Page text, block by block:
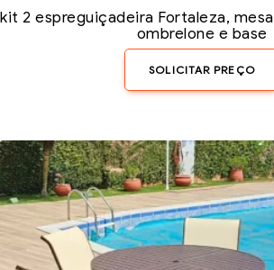
kit 2 espreguiçadeira Fortaleza,
ombrelone e base
SOLICITAR PREÇO